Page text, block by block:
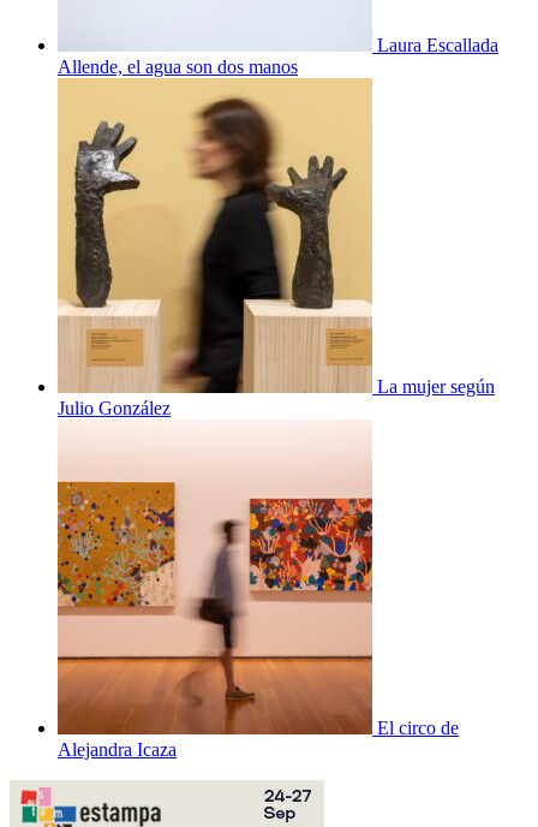
Laura Escallada
Allende, el agua son dos manos
La mujer según
Julio González
El circo de
Alejandra Icaza